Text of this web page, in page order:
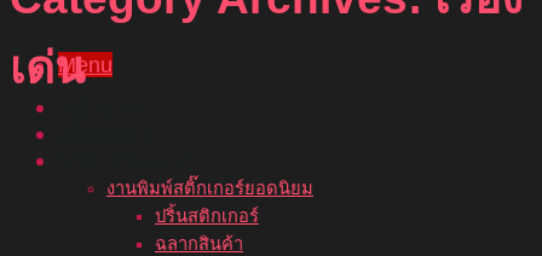
Menu
งานพิมพ์สติ๊กเกอร์ยอดนิยม
ปริ้นสติกเกอร์
ฉลากสินค้า
เด่น